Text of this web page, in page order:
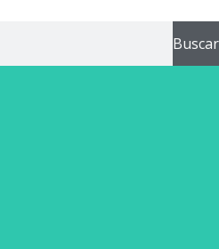
Buscar